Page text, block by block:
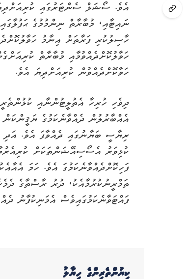
ނައިޓާއި، މުބާރާތް ނިންމުމުގެ
ހާސިލުކުރި ފަރާތަށް އިނާމު
ހަވާލުކޮށްދެއްވުމާއި މުބާރާތް
ހަވާކޮށްދެއްވުން ކުރިއަށްދިޔަ އެވެ.
ދިވެހި ހުރިހާ އެތުލީޓުންނާއި
އެއްބާރުލުން ދެއްވާނެކަމުގެ
ރިޔާސީ ބަޔާނުގައި ދެއްވާފަ އެވެ. އަދި
ކުޅިވަރު އެސޯސިއޭޝަންތަކަށް
ފަހިކޮށްދެއްވާނެކަމުގަ އެވެ. ހަމަ
ތަމްރީނުކުރުމާއެކު، ދުރު ރާސްތާގެ
ފައްޓަވާނެކަމުގައިވެސް އެމަނިކުފާނު
ކިޔުންތެރިންގެ ހިޔާލު